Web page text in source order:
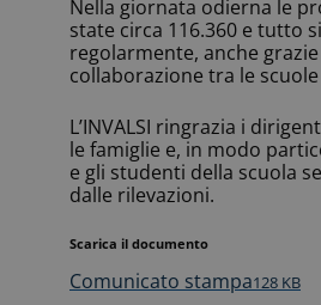
Nella giornata odierna le
state circa 116.360 e tutto
regolarmente, anche
collaborazione tra le
L’INVALSI ringrazia i
le famiglie e, in modo
e gli studenti della scuola
dalle rilevazioni.
Scarica il documento
Comunicato stampa128 KB